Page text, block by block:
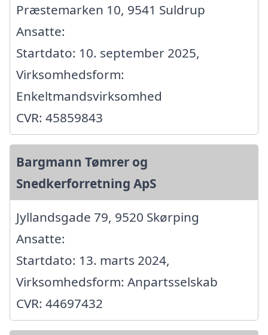
Præstemarken 10, 9541 Suldrup
Ansatte:
Startdato: 10. september 2025,
Virksomhedsform:
Enkeltmandsvirksomhed
CVR: 45859843
Bargmann Tømrer og
Snedkerforretning ApS
Jyllandsgade 79, 9520 Skørping
Ansatte:
Startdato: 13. marts 2024,
Virksomhedsform: Anpartsselskab
CVR: 44697432